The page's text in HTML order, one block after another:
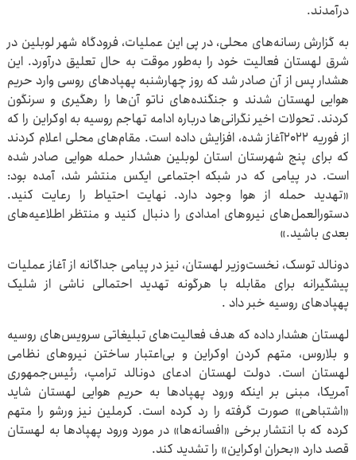
درآمدند.
به گزارش رسانه‌های محلی، در پی این عملیات، فرودگاه شهر لوبلین در
شرق لهستان فعالیت خود را به‌طور موقت به حال تعلیق درآورد. این
هشدار پس از آن صادر شد که روز چهارشنبه پهپادهای روسی وارد حریم
هوایی لهستان شدند و جنگنده‌های ناتو آن‌ها را رهگیری و سرنگون
کردند. تحولات اخیر نگرانی‌ها درباره ادامه تهاجم روسیه به اوکراین را که
از فوریه ۲۰۲۲آغاز شده، افزایش داده است. مقام‌های محلی اعلام کردند
که برای پنج شهرستان استان لوبلین هشدار حمله هوایی صادر شده
است. در پیامی که در شبکه اجتماعی ایکس منتشر شد، آمده بود:
«تهدید حمله از هوا وجود دارد. نهایت احتیاط را رعایت کنید.
دستورالعمل‌های نیروهای امدادی را دنبال کنید و منتظر اطلاعیه‌های
بعدی باشید.»
دونالد توسک، نخست‌وزیر لهستان، نیز در پیامی جداگانه از آغاز عملیات
پیشگیرانه برای مقابله با هرگونه تهدید احتمالی ناشی از شلیک
پهپادهای روسیه خبر داد .
لهستان هشدار داده که هدف فعالیت‌های تبلیغاتی سرویس‌های روسیه
و بلاروس، متهم کردن اوکراین و بی‌اعتبار ساختن نیروهای نظامی
لهستان است. دولت لهستان ادعای دونالد ترامپ، رئیس‌جمهوری
آمریکا، مبنی بر اینکه ورود پهپادها به حریم هوایی لهستان شاید
«اشتباهی» صورت گرفته را رد کرده است. کرملین نیز ورشو را متهم
کرده که با انتشار برخی «افسانه‌ها» در مورد ورود پهپادها به لهستان
قصد دارد «بحران اوکراین» را تشدید کند.